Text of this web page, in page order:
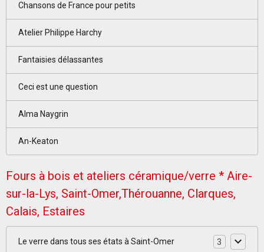
Chansons de France pour petits
Atelier Philippe Harchy
Fantaisies délassantes
Ceci est une question
Alma Naygrin
An-Keaton
Fours à bois et ateliers céramique/verre * Aire-
sur-la-Lys, Saint-Omer,Thérouanne, Clarques,
Calais, Estaires
Le verre dans tous ses états à Saint-Omer 3